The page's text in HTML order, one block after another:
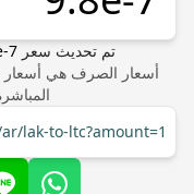
تم تحديث سعر7
أسعار الصرف هي
lak-to-ltc?amount=1